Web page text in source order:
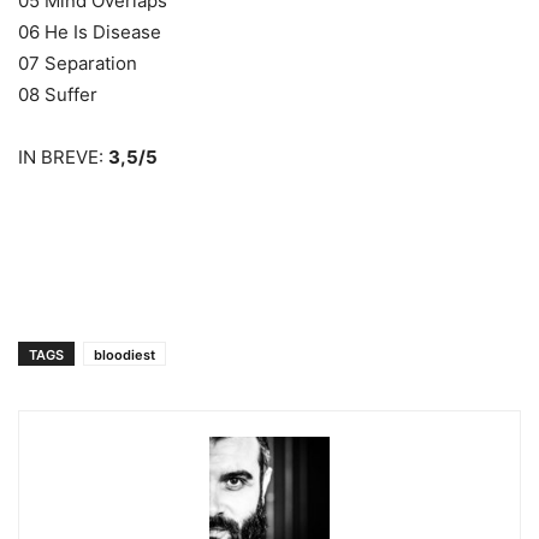
06 He Is Disease
07 Separation
08 Suffer
IN BREVE: 3,5/5
TAGS bloodiest